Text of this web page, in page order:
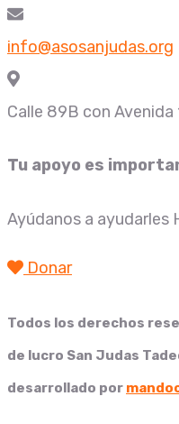
info@asosanjudas.org
Calle 89B con
Tu apoyo es
Ayúdanos a ayudarles
Donar
Todos los derechos
de lucro San Judas
desarrollado por